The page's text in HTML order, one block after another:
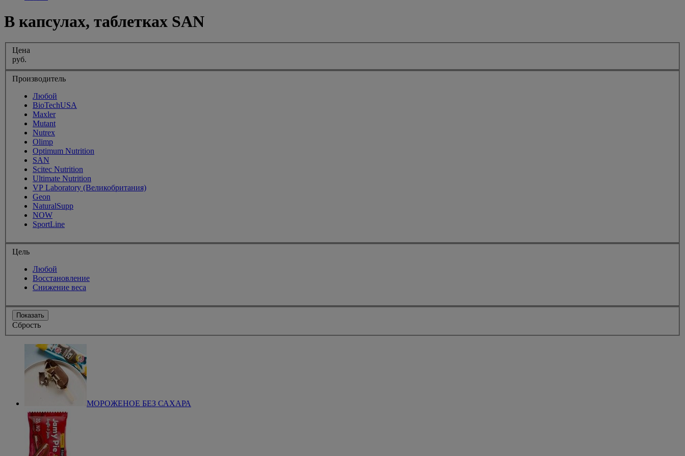
В капсулах, таблетках SAN
Цена
руб.
Производитель
Любой
BioTechUSA
Maxler
Mutant
Nutrex
Olimp
Optimum Nutrition
SAN
Scitec Nutrition
Ultimate Nutrition
VP Laboratory (Великобритания)
Geon
NaturalSupp
NOW
SportLine
Цель
Любой
Восстановление
Снижение веса
Показать
Сбрость
МОРОЖЕНОЕ БЕЗ САХАРА